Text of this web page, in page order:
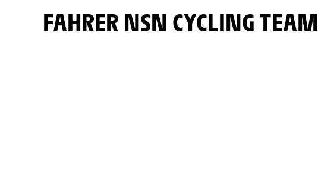
FAHRER NSN CYCLING TEAM